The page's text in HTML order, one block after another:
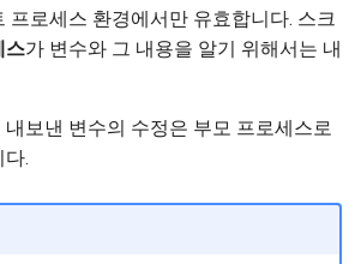
프로세스 환경에서만 유효합니다. 스크
스가 변수와 그 내용을 알기 위해서는 내
보낸 변수의 수정은 부모 프로세스로
.